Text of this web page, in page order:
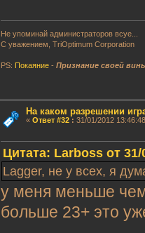
Не упоминай администраторов всуе...
С уважением, TriOptimum Corporation
PS: Покаяние -Признание своей
На каком разрешении
« Ответ #32: 31/01/2012
Цитата: Lаrboss от 31/
Lagger, не у всех, я
у меня меньше
больше 23+ это